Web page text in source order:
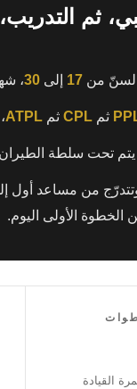
ثم
السنّ من 17 إلى 30،
ثم CPL ثم ATPL
يتم تحت سلطة
من مساعد أول
الخطوة الأولى اليوم.
القيادة